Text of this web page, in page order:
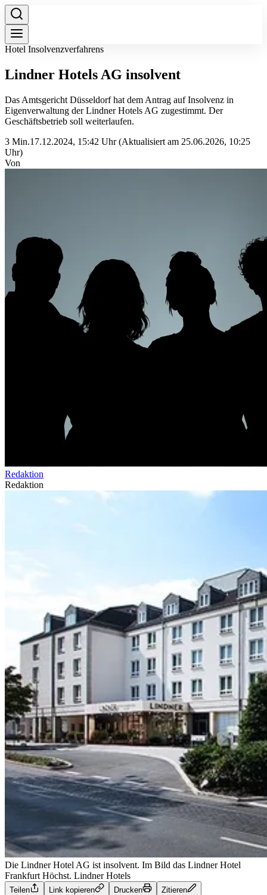
Hotel Insolvenzverfahrens
Lindner Hotels AG insolvent
Das Amtsgericht Düsseldorf hat dem Antrag auf Insolvenz in
Eigenverwaltung der Lindner Hotels AG zugestimmt. Der
Geschäftsbetrieb soll weiterlaufen.
3 Min.17.12.2024, 15:42 Uhr(Aktualisiert am 25.06.2026, 10:25
Uhr)
Von
Redaktion
Redaktion
Die Lindner Hotel AG ist insolvent. Im Bild das Lindner Hotel
Frankfurt Höchst. Lindner Hotels
Teilen Link kopieren Drucken Zitieren